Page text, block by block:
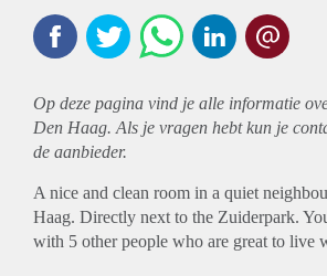
Op deze pagina vind je alle informatie
Den Haag. Als je vragen hebt kun je
de aanbieder.
A nice and clean room in a quiet
Haag. Directly next to the Zuiderpark.
with 5 other people who are great to live